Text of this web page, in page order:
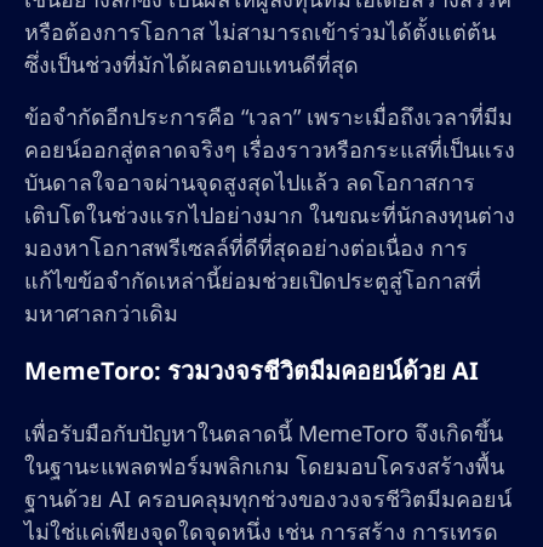
หรือต้องการโอกาส ไม่สามารถเข้าร่วมได้ตั้งแต่ต้น
ซึ่งเป็นช่วงที่มักได้ผลตอบแทนดีที่สุด
ข้อจำกัดอีกประการคือ “เวลา” เพราะเมื่อถึงเวลาที่มีม
คอยน์ออกสู่ตลาดจริงๆ เรื่องราวหรือกระแสที่เป็นแรง
บันดาลใจอาจผ่านจุดสูงสุดไปแล้ว ลดโอกาสการ
เติบโตในช่วงแรกไปอย่างมาก ในขณะที่นักลงทุนต่าง
มองหาโอกาสพรีเซลล์ที่ดีที่สุดอย่างต่อเนื่อง การ
แก้ไขข้อจำกัดเหล่านี้ย่อมช่วยเปิดประตูสู่โอกาสที่
มหาศาลกว่าเดิม
MemeToro: รวมวงจรชีวิตมีมคอยน์ด้วย AI
เพื่อรับมือกับปัญหาในตลาดนี้ MemeToro จึงเกิดขึ้น
ในฐานะแพลตฟอร์มพลิกเกม โดยมอบโครงสร้างพื้น
ฐานด้วย AI ครอบคลุมทุกช่วงของวงจรชีวิตมีมคอยน์
ไม่ใช่แค่เพียงจุดใดจุดหนึ่ง เช่น การสร้าง การเทรด